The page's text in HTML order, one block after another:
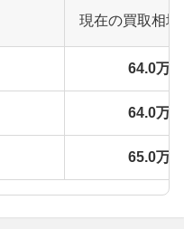
現在の買取相
64.0万
64.0万
65.0万